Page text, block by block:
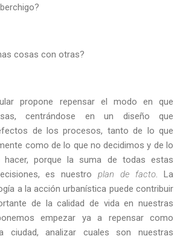
cosas con otras?
propone repensar el modo en que
centrándose en un diseño que
de los procesos, tanto de lo que
como de lo que no decidimos y de lo
hacer, porque la suma de todas estas
es nuestro plan de facto . La
a la acción urbanística puede contribuir
de la calidad de vida en nuestras
empezar ya a repensar como
ciudad, analizar cuales son nuestras